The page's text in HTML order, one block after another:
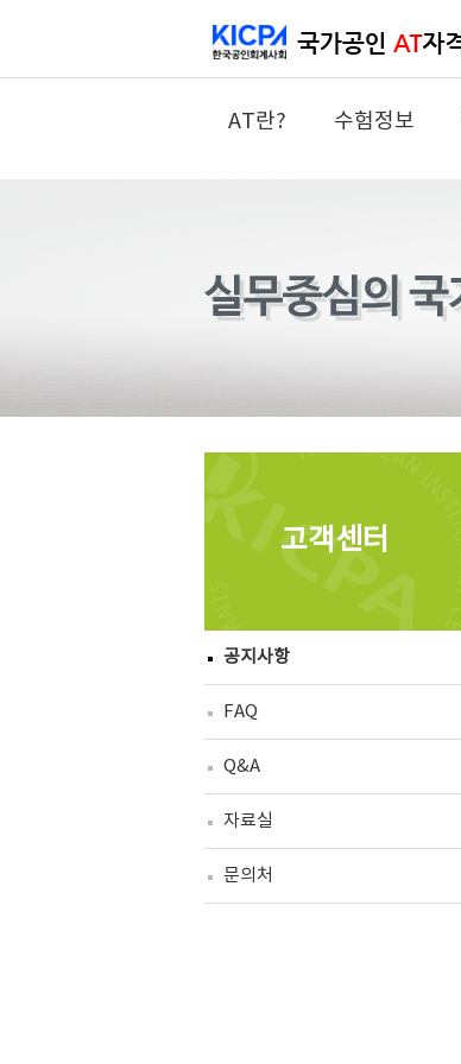
AT란? 수험정보
고객센터
공지사항
FAQ
Q&A
자료실
문의처